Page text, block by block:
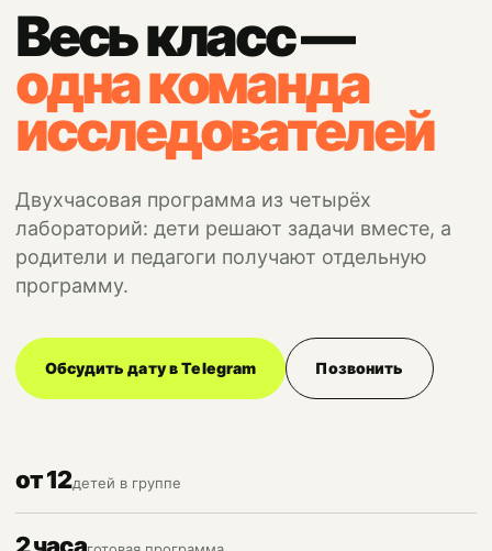
Весь класс —
одна команда
исследователей
Двухчасовая программа из четырёх
лабораторий: дети решают задачи вместе, а
родители и педагоги получают отдельную
программу.
Обсудить дату в Telegram Позвонить
от 12детей в группе
2 часа